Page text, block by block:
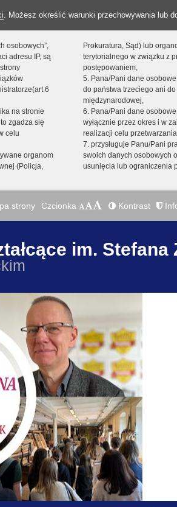
. Możesz określić warunki przechowywania lub
osobowych”,
adresu IP, są
na stronie
zgadza się
celu
organom
(Policja,
Prokuratura, Sąd) lub
terytorialnego w związku z
postępowaniem,
5. Pana/Pani dane
do państwa trzeciego ani
międzynarodowej,
6. Pana/Pani dane
wyłącznie przez okres i w
realizacji celu
7. przysługuje Panu/Pani
swoich danych osobowych
usunięcia lub ograniczenia
strony Czcionka Kontrast
im.